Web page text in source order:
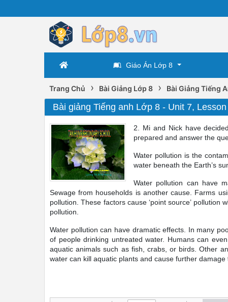
Giáo Án Lớp 8
Trang Chủ › Bài Giảng Lớp 8 › Bài Giảng Tiếng
Bài giảng Tiếng anh Lớp 8 - Unit 7,
2. Mi and Nick have
prepared and answer the
Water pollution is the
water beneath the Earth’s
Water pollution can have
Sewage from households is another cause. Farms
pollution. These factors cause ‘point source’ pollution
pollution.
Water pollution can have dramatic effects. In many
of people drinking untreated water. Humans can
aquatic animals such as fish, crabs, or birds. Other
water can kill aquatic plants and cause further